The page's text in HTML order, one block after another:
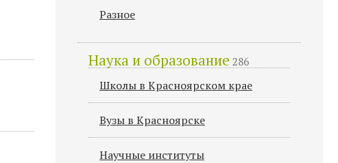
Разное
Наука и образование 286
Школы в Красноярском крае
Вузы в Красноярске
Научные институты